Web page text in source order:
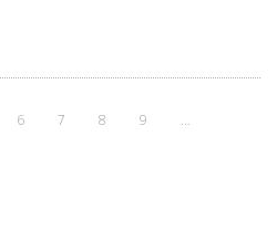
6 7 8 9
…